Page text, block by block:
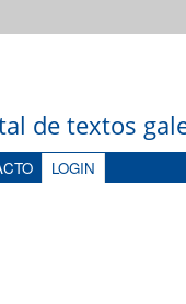
de textos
LOGIN